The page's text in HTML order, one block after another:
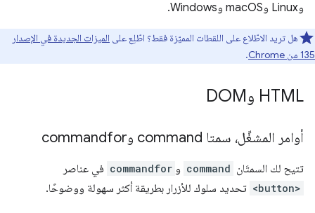
وLinux وmacOS وWindows.
هل تريد الاطّلاع على اللقطات المميّزة فقط؟ اطّلِع على الميزات الجديدة في الإصدار
135 من Chrome
.
HTML وDOM
أوامر المشغِّل، سمتا command وcommandfor
تتيح لك السمتَان command و commandfor في عناصر
<button> تحديد سلوك للأزرار بطريقة أكثر سهولة ووضوحًا.